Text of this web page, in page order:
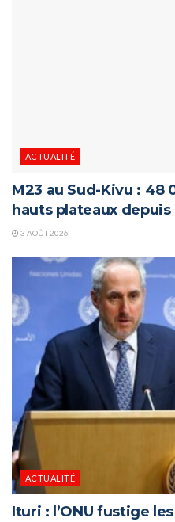
ACTUALITÉ
M23 au Sud-Kivu : 48
hauts plateaux
3 AOÛT 2026
ACTUALITÉ
Ituri : l’ONU fustige